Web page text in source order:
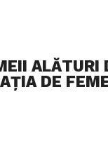
ALĂTURI
DE